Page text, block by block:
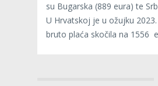
su Bugar­ska (889 eura) te
U Hrvat­skoj je u ožujku
bruto plaća sko­čila na 1556